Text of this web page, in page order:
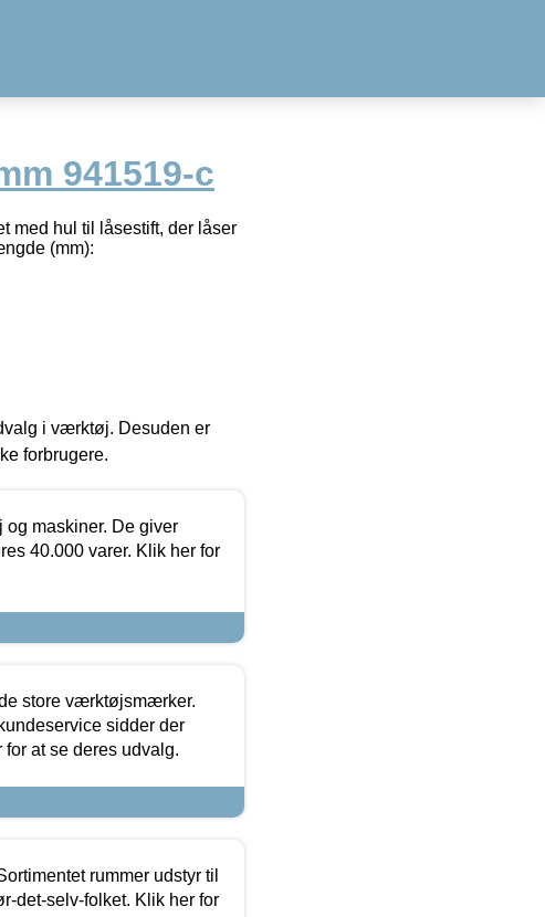
941519-c
med hul til låsestift, der låser
(mm):
i værktøj. Desuden er
forbrugere.
maskiner. De giver
40.000 varer. Klik her for
store værktøjsmærker.
sidder der
at se deres udvalg.
rummer udstyr til
det-selv-folket. Klik her for